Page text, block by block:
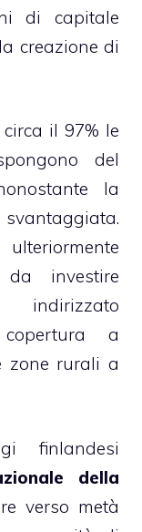
di capitale
creazione di
il 97% le
del
la
investire
indirizzato
copertura a
zone rurali a
finlandesi
della
verso metà